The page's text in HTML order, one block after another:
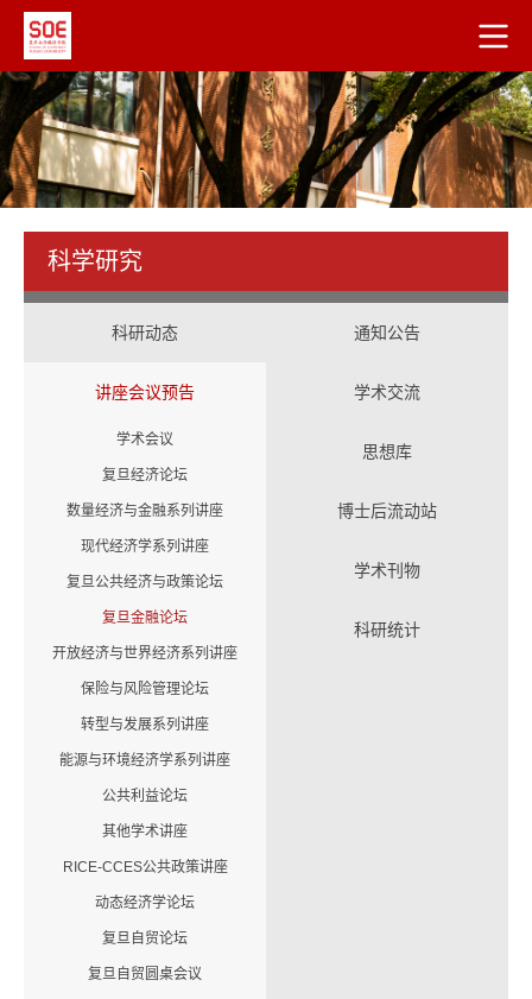
科学研究
科研动态 通知公告
讲座会议预告
学术会议
复旦经济论坛
数量经济与金融系列讲座
现代经济学系列讲座
复旦公共经济与政策论坛
复旦金融论坛
开放经济与世界经济系列讲座
保险与风险管理论坛
转型与发展系列讲座
能源与环境经济学系列讲座
公共利益论坛
其他学术讲座
RICE-CCES公共政策讲座
动态经济学论坛
复旦自贸论坛
复旦自贸圆桌会议
学术交流
思想库
博士后流动站
学术刊物
科研统计